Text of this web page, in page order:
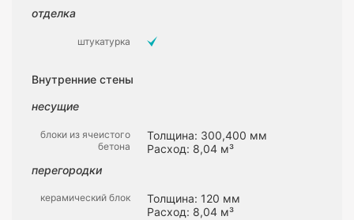
отделка
штукатурка
Внутренние стены
несущие
блоки из ячеистого
бетона
Толщина: 300,400 мм
Расход: 8,04 м³
перегородки
керамический блок
Толщина: 120 мм
Расход: 8,04 м³